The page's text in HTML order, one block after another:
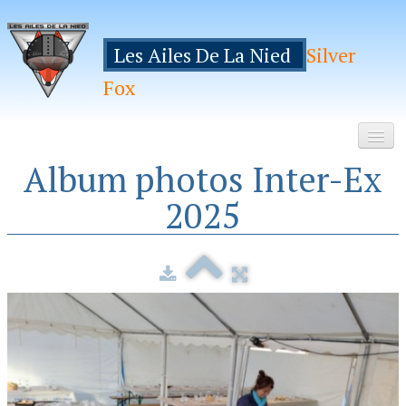
Les Ailes De La Nied
Silver
Fox
Accueil
Inscription
Hebergements
Album photos Inter-Ex
2025